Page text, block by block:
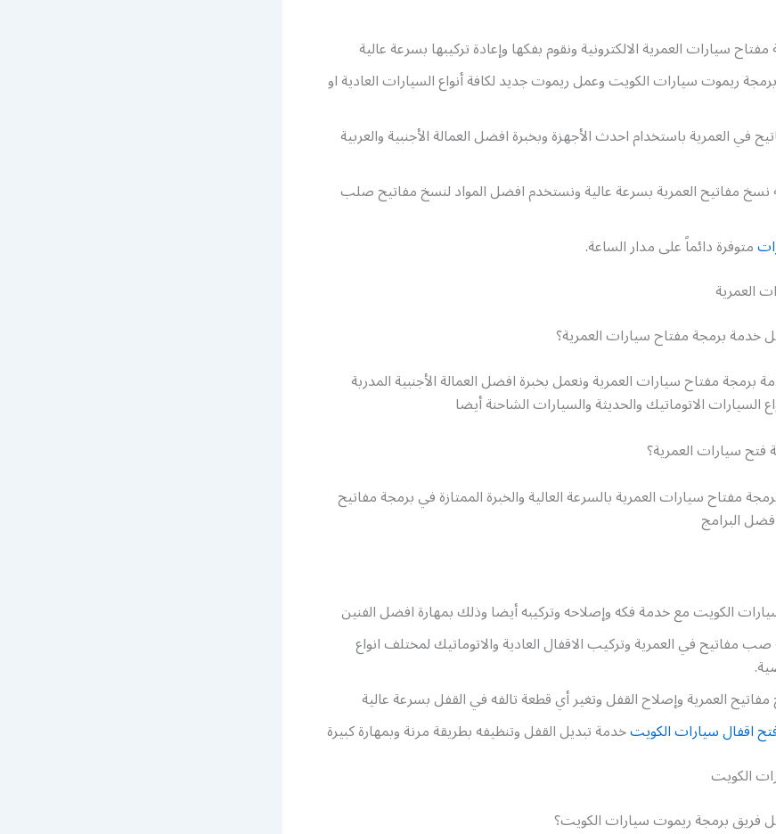
سيارات العمرية الالكترونية ونقوم بفكها وإعادة تركيبها بسرعة عالية
ريموت سيارات الكويت وعمل ريموت جديد لكافة أنواع السيارات العادية او
العمرية باستخدام احدث الأجهزة وبخبرة افضل العمالة الأجنبية والعربية
نسخ مفاتيح العمرية بسرعة عالية ونستخدم افضل المواد لنسخ مفاتيح صلب
متوفرة دائماً على مدار الساعة.
العمرية
برمجة مفتاح سيارات العمرية؟
برمجة مفتاح سيارات العمرية ونعمل بخبرة افضل العمالة الأجنبية المدربة
السيارات الاتوماتيك والحديثة والسيارات الشاحنة أيضا
سيارات العمرية؟
مفتاح سيارات العمرية بالسرعة العالية والخبرة الممتازة في برمجة مفاتيح
البرامج
الكويت مع خدمة فكه وإصلاحه وتركيبه أيضا وذلك بمهارة افضل الفنين
مفاتيح في العمرية وتركيب الاقفال العادية والاتوماتيك لمختلف انواع
العمرية وإصلاح القفل وتغير أي قطعة تالفه في القفل بسرعة عالية
اقفال سيارات الكويتخدمة تبديل القفل وتنظيفه بطريقة مرنة وبمهارة كبيرة
الكويت
برمجة ريموت سيارات الكويت؟